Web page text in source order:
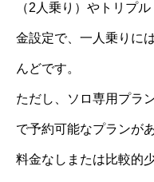
（2人乗り）やトリプ
金設定で、一人乗りに
んどです。
ただし、ソロ専用プラ
で予約可能なプランが
料金なしまたは比較的